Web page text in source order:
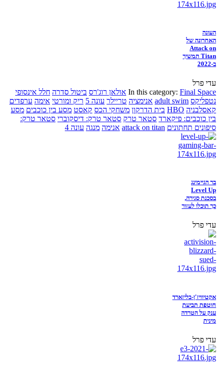
העונה
האחרונה של
Attack on
Titan תמשיך
ב-2022
עדי פרל
In this category: Final Space אולאן רוג'רס ביטול סדרה חלל אינסופי
נטפליקס adult swim אנימציה טריילר עונה 5 ריק ומורטי אימה ערפדים
קאסלבניה HBO בית הדרקון משחקי הכס קאסט מסע בין כוכבים מסע
בין כוכבים: פיקארד סטאר טרק סטאר טרק: דיסקוברי סטאר טרק:
סיפונים תחתונים attack on titan אנימה מנגה עונה 4
בר הגיימינג
Level Up
בסכנת סגירה,
כך תוכלו לעזור
עדי פרל
אקטיוויז'ן-בליזארד
חוטפת תביעת
ענק על הטרדה
מינית
עדי פרל